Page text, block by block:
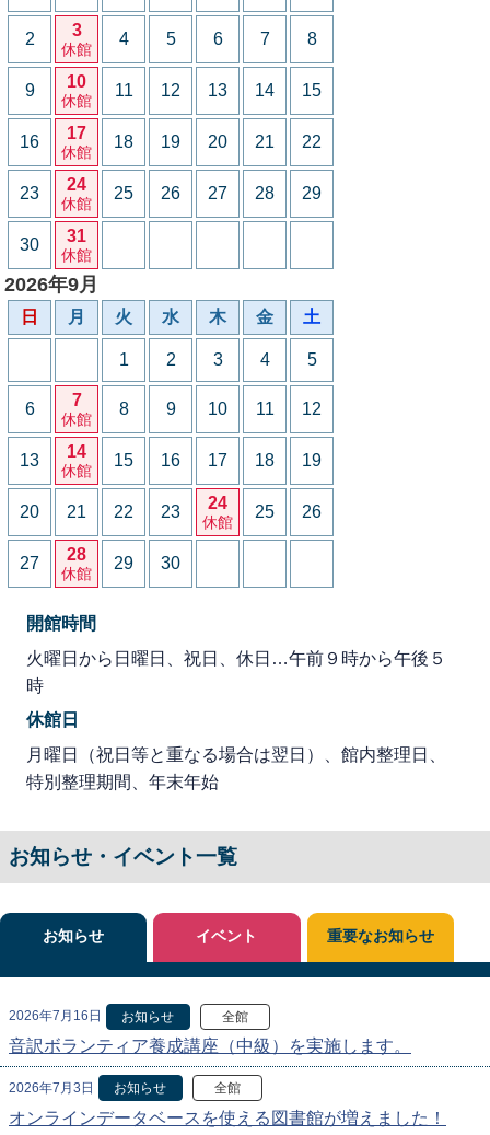
2 3
休館
4 5 6 7 8
9 10
休館
11 12 13 14 15
16 17
休館
18 19 20 21 22
23 24
休館
25 26 27 28 29
30 31
休館
2026年9月
日 月 火 水 木 金 土
1 2 3 4 5
6 7
休館
8 9 10 11 12
13 14
休館
15 16 17 18 19
20 21 22 23 24
休館
25 26
27 28
休館
29 30
開館時間
火曜日から日曜日、祝日、休日…午前９時から午後５
時
休館日
月曜日（祝日等と重なる場合は翌日）、館内整理日、
特別整理期間、年末年始
お知らせ・イベント一覧
お知らせ
2026年7月16日 お知らせ 全館
音訳ボランティア養成講座（中級）を実施します。
2026年7月3日 お知らせ 全館
オンラインデータベースを使える図書館が増えました！
イベント 重要なお知らせ